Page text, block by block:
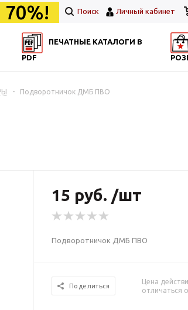
Поиск Личный кабинет
ПЕЧАТНЫЕ КАТАЛОГИ В
PDF
- Подворотничок ДМБ ПВО
15 руб. /шт
Подворотничок ДМБ ПВО
Поделиться
Цена
отличаться